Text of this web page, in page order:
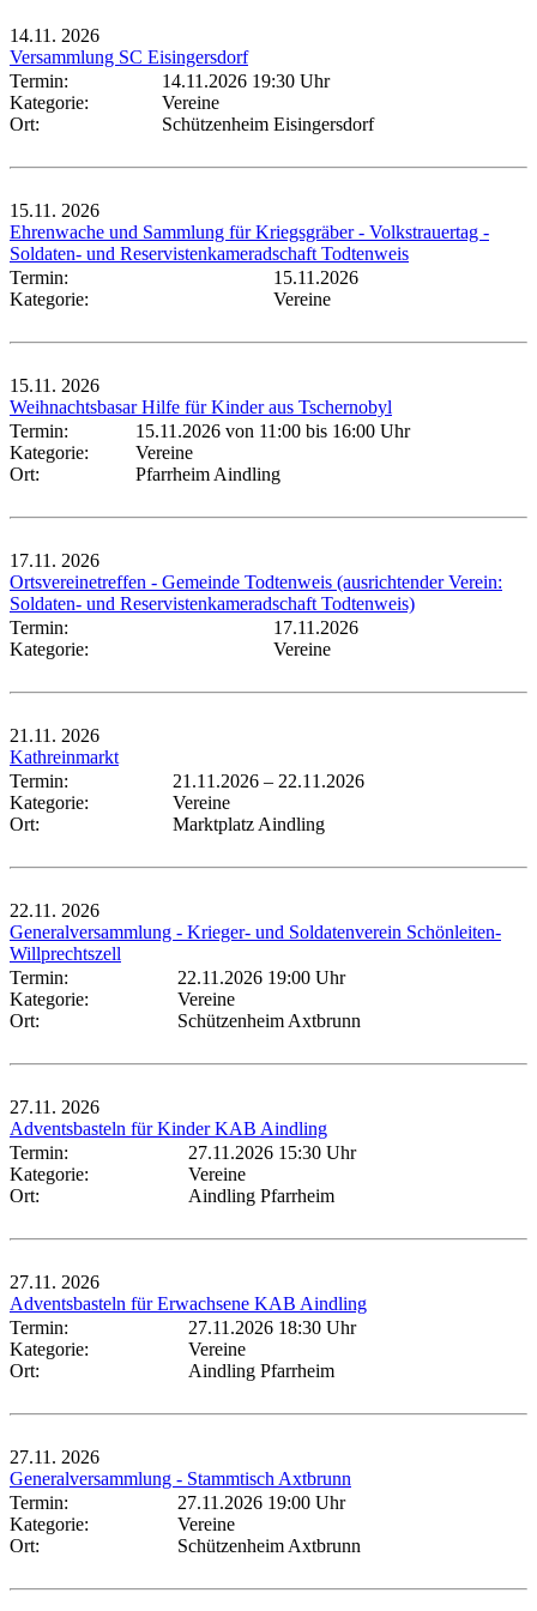
14.11. 2026
Versammlung SC Eisingersdorf
Termin:
14.11.2026 19:30 Uhr
Kategorie:
Vereine
Ort:
Schützenheim Eisingersdorf
15.11. 2026
Ehrenwache und Sammlung für Kriegsgräber - Volkstrauertag -
Soldaten- und Reservistenkameradschaft Todtenweis
Termin:
15.11.2026
Kategorie:
Vereine
15.11. 2026
Weihnachtsbasar Hilfe für Kinder aus Tschernobyl
Termin:
15.11.2026 von 11:00 bis 16:00 Uhr
Kategorie:
Vereine
Ort:
Pfarrheim Aindling
17.11. 2026
Ortsvereinetreffen - Gemeinde Todtenweis (ausrichtender Verein:
Soldaten- und Reservistenkameradschaft Todtenweis)
Termin:
17.11.2026
Kategorie:
Vereine
21.11. 2026
Kathreinmarkt
Termin:
21.11.2026 – 22.11.2026
Kategorie:
Vereine
Ort:
Marktplatz Aindling
22.11. 2026
Generalversammlung - Krieger- und Soldatenverein Schönleiten-
Willprechtszell
Termin:
22.11.2026 19:00 Uhr
Kategorie:
Vereine
Ort:
Schützenheim Axtbrunn
27.11. 2026
Adventsbasteln für Kinder KAB Aindling
Termin:
27.11.2026 15:30 Uhr
Kategorie:
Vereine
Ort:
Aindling Pfarrheim
27.11. 2026
Adventsbasteln für Erwachsene KAB Aindling
Termin:
27.11.2026 18:30 Uhr
Kategorie:
Vereine
Ort:
Aindling Pfarrheim
27.11. 2026
Generalversammlung - Stammtisch Axtbrunn
Termin:
27.11.2026 19:00 Uhr
Kategorie:
Vereine
Ort:
Schützenheim Axtbrunn